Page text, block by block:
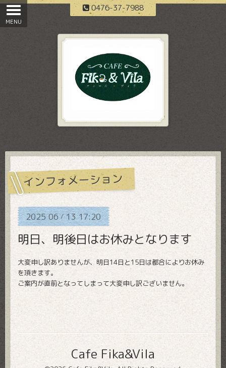
0476-37-7988
インフォメーション
2025 06/13 17:20
明日、明後日はお休みとなります
大変申し訳ありませんが、明日14日と15日は都合によりお休み
を頂きます。
ご案内が直前となってしまって大変申し訳ございません。
Cafe Fika&Vila